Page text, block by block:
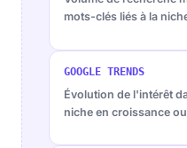
mots-clés liés à la
GOOGLE TRENDS
Évolution de l'intérêt
niche en croissance